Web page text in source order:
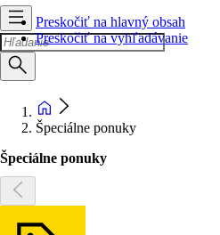
Preskočiť na hlavný obsah
Preskočiť na vyhľadávanie
Špeciálne ponuky
Špeciálne ponuky